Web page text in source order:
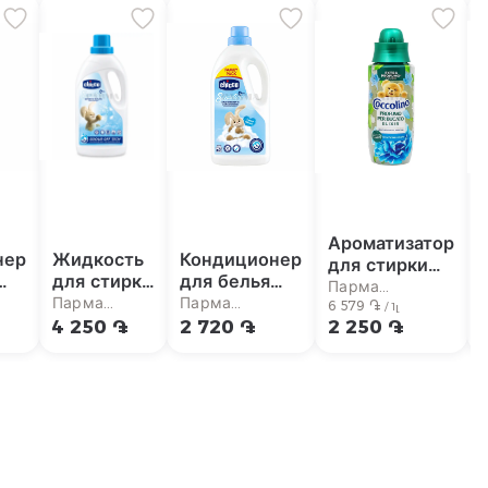
Жидкость
для стирки
"Chicco"
детская
Парма
супермаркет
4 250 ֏
Кондиционер
для белья
«Chicco»
детская
Парма
супермаркет
2 720 ֏
Ароматизатор
для стирки
"Coccolino"
детский
342мл
Парма
супермаркет
6 579 ֏ / 1լ
2 250 ֏